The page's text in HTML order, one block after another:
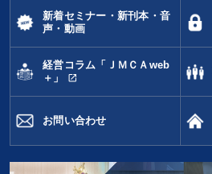
新着セミナー・新刊本・音
声・動画
経営コラム「ＪＭＣＡweb
＋」
open_in_new
お問い合わせ